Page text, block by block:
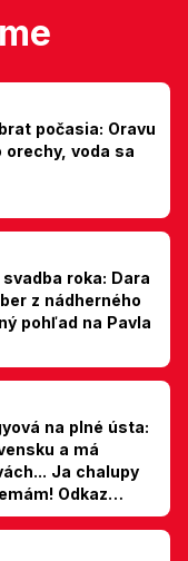
počasia: Oravu
orechy, voda sa
roka: Dara
z nádherného
pohľad na Pavla
na plné ústa:
a má
Ja chalupy
Odkaz